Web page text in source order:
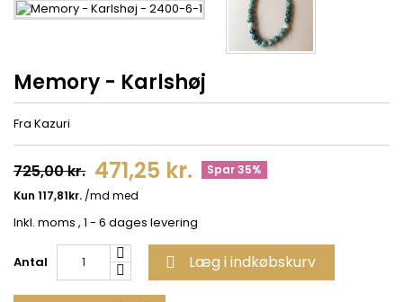
Memory - Karlshøj
Fra Kazuri
725,00 kr. 471,25 kr. Spar 35%
Inkl. moms , 1 - 6 dages levering
Antal  Læg i indkøbskurv